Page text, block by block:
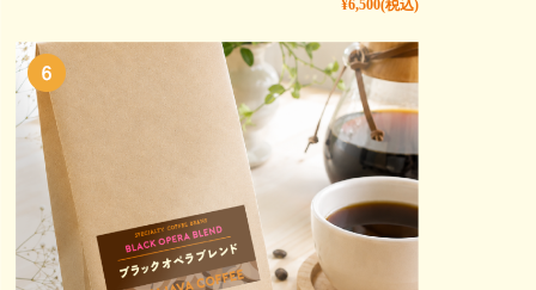
¥6,500(税込)